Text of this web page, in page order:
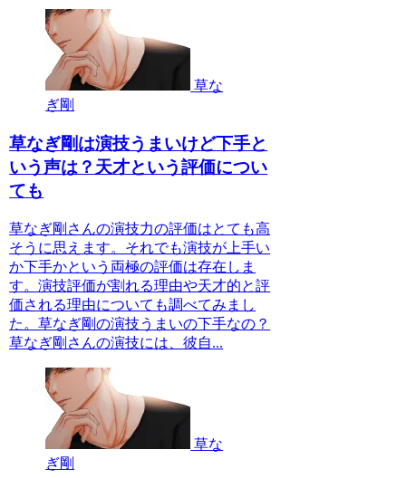
草な
ぎ剛
草なぎ剛は演技うまいけど下手と
いう声は？天才という評価につい
ても
草なぎ剛さんの演技力の評価はとても高
そうに思えます。それでも演技が上手い
か下手かという両極の評価は存在しま
す。演技評価が割れる理由や天才的と評
価される理由についても調べてみまし
た。草なぎ剛の演技うまいの下手なの？
草なぎ剛さんの演技には、彼自...
草な
ぎ剛